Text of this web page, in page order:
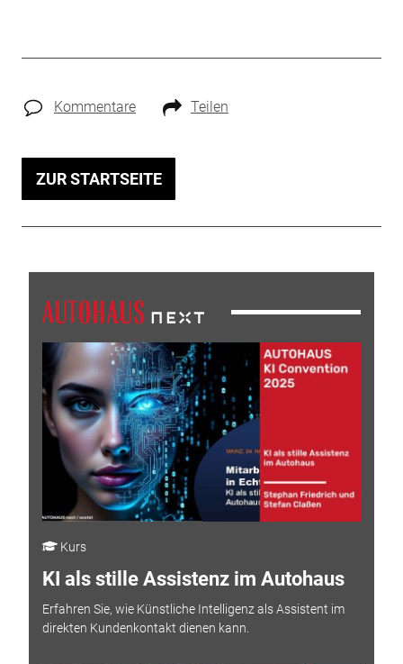
Kommentare Teilen
ZUR STARTSEITE
Kurs
KI als stille Assistenz im Autohaus
Erfahren Sie, wie Künstliche Intelligenz als Assistent im
direkten Kundenkontakt dienen kann.